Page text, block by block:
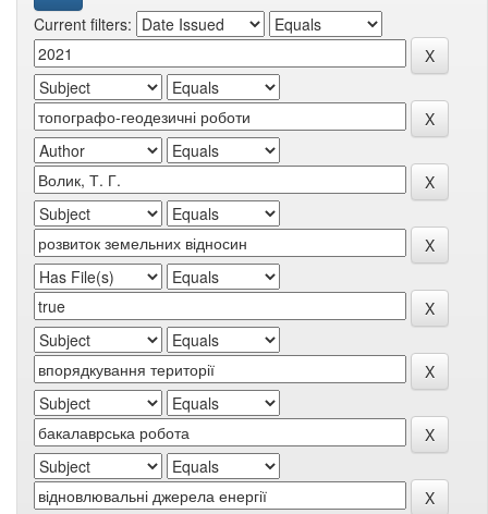
Current filters: